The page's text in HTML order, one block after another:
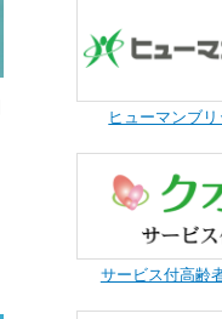
ヒューマンブ
サービス付高齢